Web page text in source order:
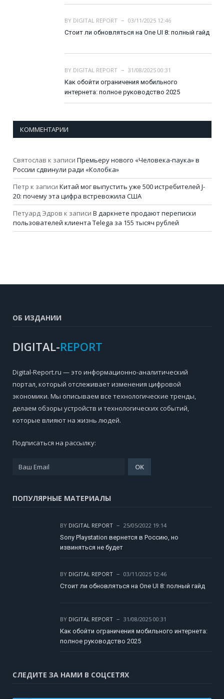
BY DIGITAL REPORT
03/11/2025 12:46
Стоит ли обновляться на One UI 8: полный гайд
BY DIGITAL REPORT
31/08/2025 00:31
Как обойти ограничения мобильного
интернета: полное руководство 2025
КОММЕНТАРИИ
Святослав к записи Премьеру нового «Человека-паука» в
России сдвинули ради «Колобка»
Петр к записи Китай мог выпустить уже 500 истребителей J-
20: почему эта цифра встревожила США
Петуард Эдров к записи В даркнете продают переписки
пользователей клиента Telega за 155 тысяч рублей
ОБ ИЗДАНИИ
DIGITAL-REPORT
Digital-Report.ru — это информационно-аналитический
портал, который отслеживает изменения цифровой
экономики. Мы описываем все технологические тренды,
делаем обзоры устройств и технологических событий,
которые влияют на жизнь людей.
Подписаться на рассылку:
ПОПУЛЯРНЫЕ МАТЕРИАЛЫ
BY DIGITAL REPORT
25/05/2022 19:14
Sony Playstation вернется в Россию, но
извиняться не будет
BY DIGITAL REPORT
03/11/2025 12:46
Стоит ли обновляться на One UI 8: полный гайд
BY DIGITAL REPORT
31/08/2025 00:31
Как обойти ограничения мобильного интернета:
полное руководство 2025
СЛЕДИТЕ ЗА НАМИ В СОЦСЕТЯХ